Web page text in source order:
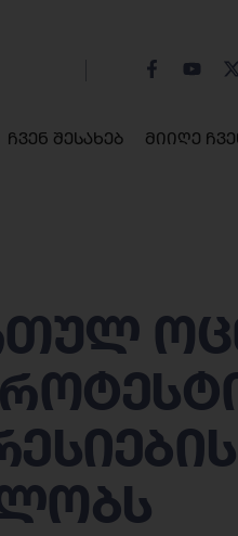
ჩვენ შესახებ მიიღე